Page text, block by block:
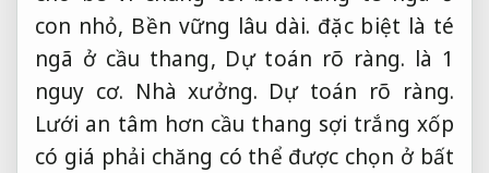
con nhỏ, Bền vững lâu dài. đặc biệt là té
ngã ở cầu thang, Dự toán rõ ràng. là 1
nguy cơ. Nhà xưởng. Dự toán rõ ràng.
Lưới an tâm hơn cầu thang sợi trắng xốp
có giá phải chăng có thể được chọn ở bất